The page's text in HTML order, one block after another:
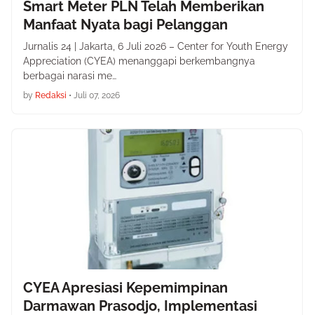
Smart Meter PLN Telah Memberikan
Manfaat Nyata bagi Pelanggan
Jurnalis 24 | Jakarta, 6 Juli 2026 – Center for Youth Energy
Appreciation (CYEA) menanggapi berkembangnya
berbagai narasi me…
by Redaksi • Juli 07, 2026
CYEA Apresiasi Kepemimpinan
Darmawan Prasodjo, Implementasi